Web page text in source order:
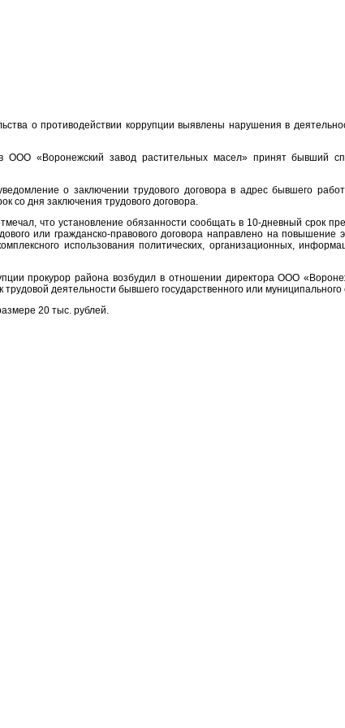
о противодействии коррупции выявлены нарушения в
«Воронежский завод растительных масел» принят бывший
о заключении трудового договора в адрес бывшего
со дня заключения трудового договора.
что установление обязанности сообщать в 10-дневный срок
или гражданско-правового договора направлено на
использования политических, организационных,
прокурор района возбудил в отношении директора ООО
деятельности бывшего государственного или
20 тыс. рублей.